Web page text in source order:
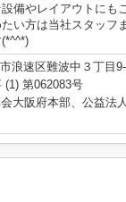
備やレイアウトにも
い方は当社スタッ
浪速区難波中３丁目
(1) 第062083号
大阪府本部、公益法